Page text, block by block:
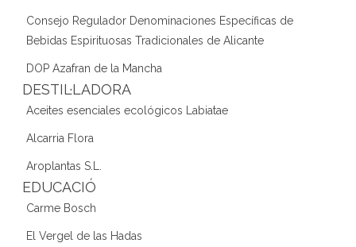
Consejo Regulador Denominaciones Específicas de
Bebidas Espirituosas Tradicionales de Alicante
DOP Azafran de la Mancha
DESTIL·LADORA
Aceites esenciales ecológicos Labiatae
Alcarria Flora
Aroplantas S.L.
EDUCACIÓ
Carme Bosch
El Vergel de las Hadas